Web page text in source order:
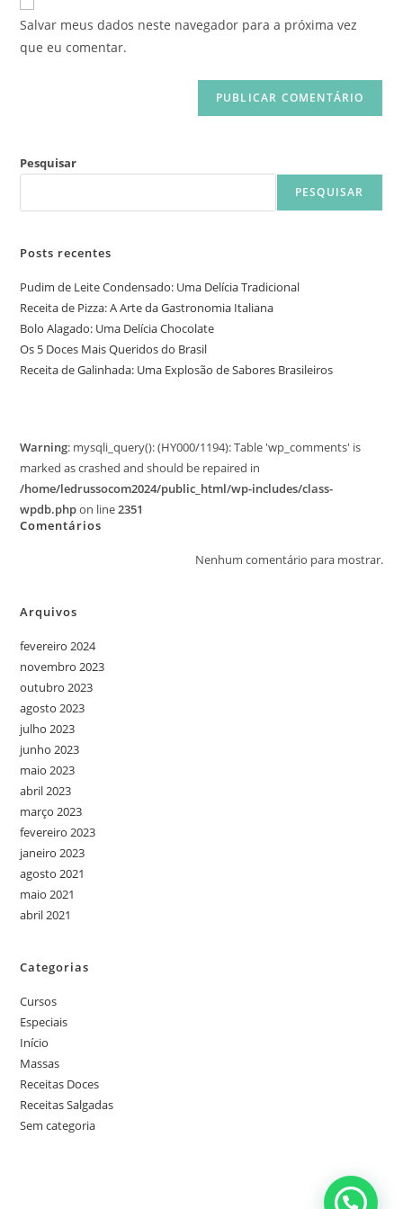
Salvar meus dados neste navegador para a próxima vez
que eu comentar.
Pesquisar
PESQUISAR
Posts recentes
Pudim de Leite Condensado: Uma Delícia Tradicional
Receita de Pizza: A Arte da Gastronomia Italiana
Bolo Alagado: Uma Delícia Chocolate
Os 5 Doces Mais Queridos do Brasil
Receita de Galinhada: Uma Explosão de Sabores Brasileiros
Warning: mysqli_query(): (HY000/1194): Table 'wp_comments' is
marked as crashed and should be repaired in
/home/ledrussocom2024/public_html/wp-includes/class-
wpdb.phpon line2351
Comentários
Nenhum comentário para mostrar.
Arquivos
fevereiro 2024
novembro 2023
outubro 2023
agosto 2023
julho 2023
junho 2023
maio 2023
abril 2023
março 2023
fevereiro 2023
janeiro 2023
agosto 2021
maio 2021
abril 2021
Categorias
Cursos
Especiais
Início
Massas
Receitas Doces
Receitas Salgadas
Sem categoria